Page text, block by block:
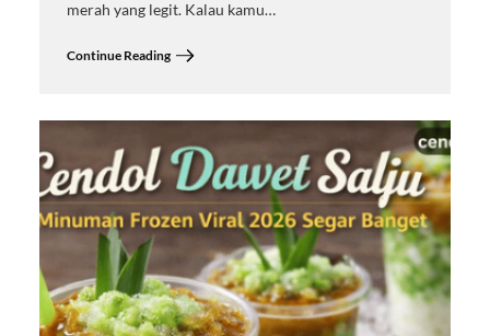
merah yang legit. Kalau kamu…
Continue Reading